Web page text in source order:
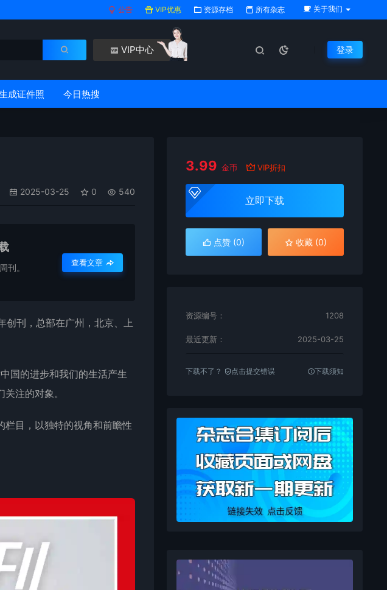
公告 VIP优惠 资源存档 所有杂志 关于我们
VIP中心 登录
成证件照 今日热搜
2025-03-25 0 540
刊。
查看文章
创刊，总部在广州，北京、上
国的进步和我们的生活产生
注的对象。
栏目，以独特的视角和前瞻性
3.99 金币 VIP折扣
立即下载
点赞 (0) 收藏 (0)
资源编号： 1208
最近更新： 2025-03-25
下载不了？ 点击提交错误 下载须知